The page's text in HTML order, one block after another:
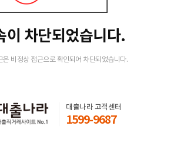
이 차단되었습니다.
은 비정상 접근으로 확인되어 차단되었습니다.
대출나라 고객센터
1599-9687